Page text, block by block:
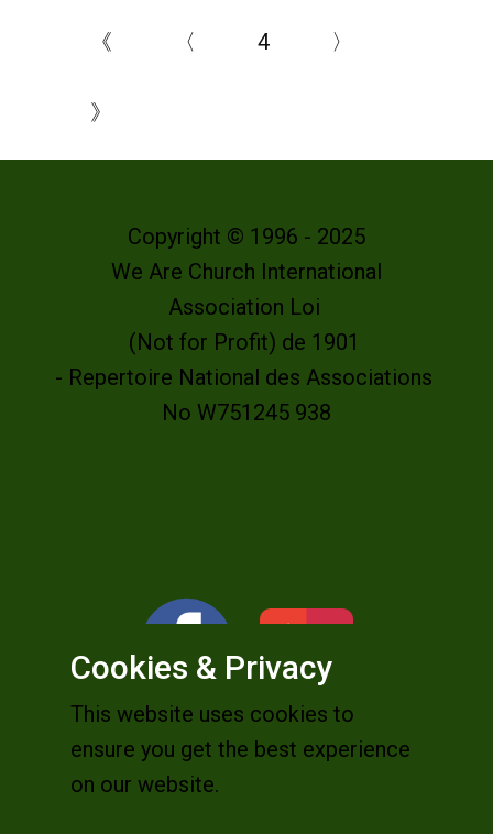
《 〈 4 〉
》
Copyright © 1996 - 2025
We Are Church International
Association Loi
(Not for Profit) de 1901
- Repertoire National des Associations
No W751245 938
Cookies & Privacy
This website uses cookies to
ensure you get the best experience
on our website.